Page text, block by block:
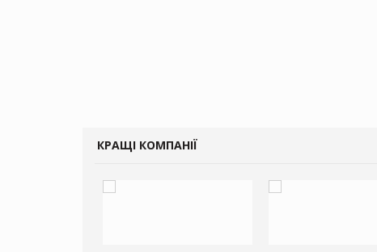
КРАЩІ КОМПАНІЇ